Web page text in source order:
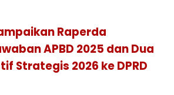
Raperda
APBD 2025 dan Dua
Strategis 2026 ke DPRD